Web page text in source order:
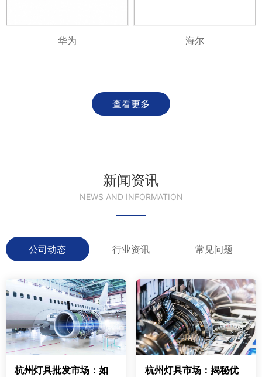
华为 海尔
查看更多
新闻资讯
NEWS AND INFORMATION
公司动态 行业资讯 常见问题
杭州灯具批发市场：如
杭州灯具市场：揭秘优